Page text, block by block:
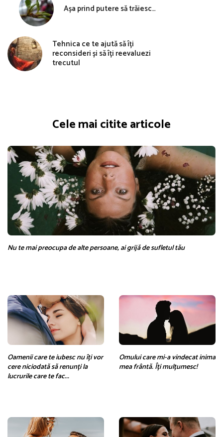
Așa prind putere să trăiesc…
Tehnica ce te ajută să îți
reconsideri și să îți reevaluezi
trecutul
Cele mai citite articole
Nu te mai preocupa de alte persoane, ai grijă de sufletul tău
Oamenii care te iubesc nu îți vor
cere niciodată să renunți la
lucrurile care te fac...
Omului care mi-a vindecat inima
mea frântă. Îți mulțumesc!